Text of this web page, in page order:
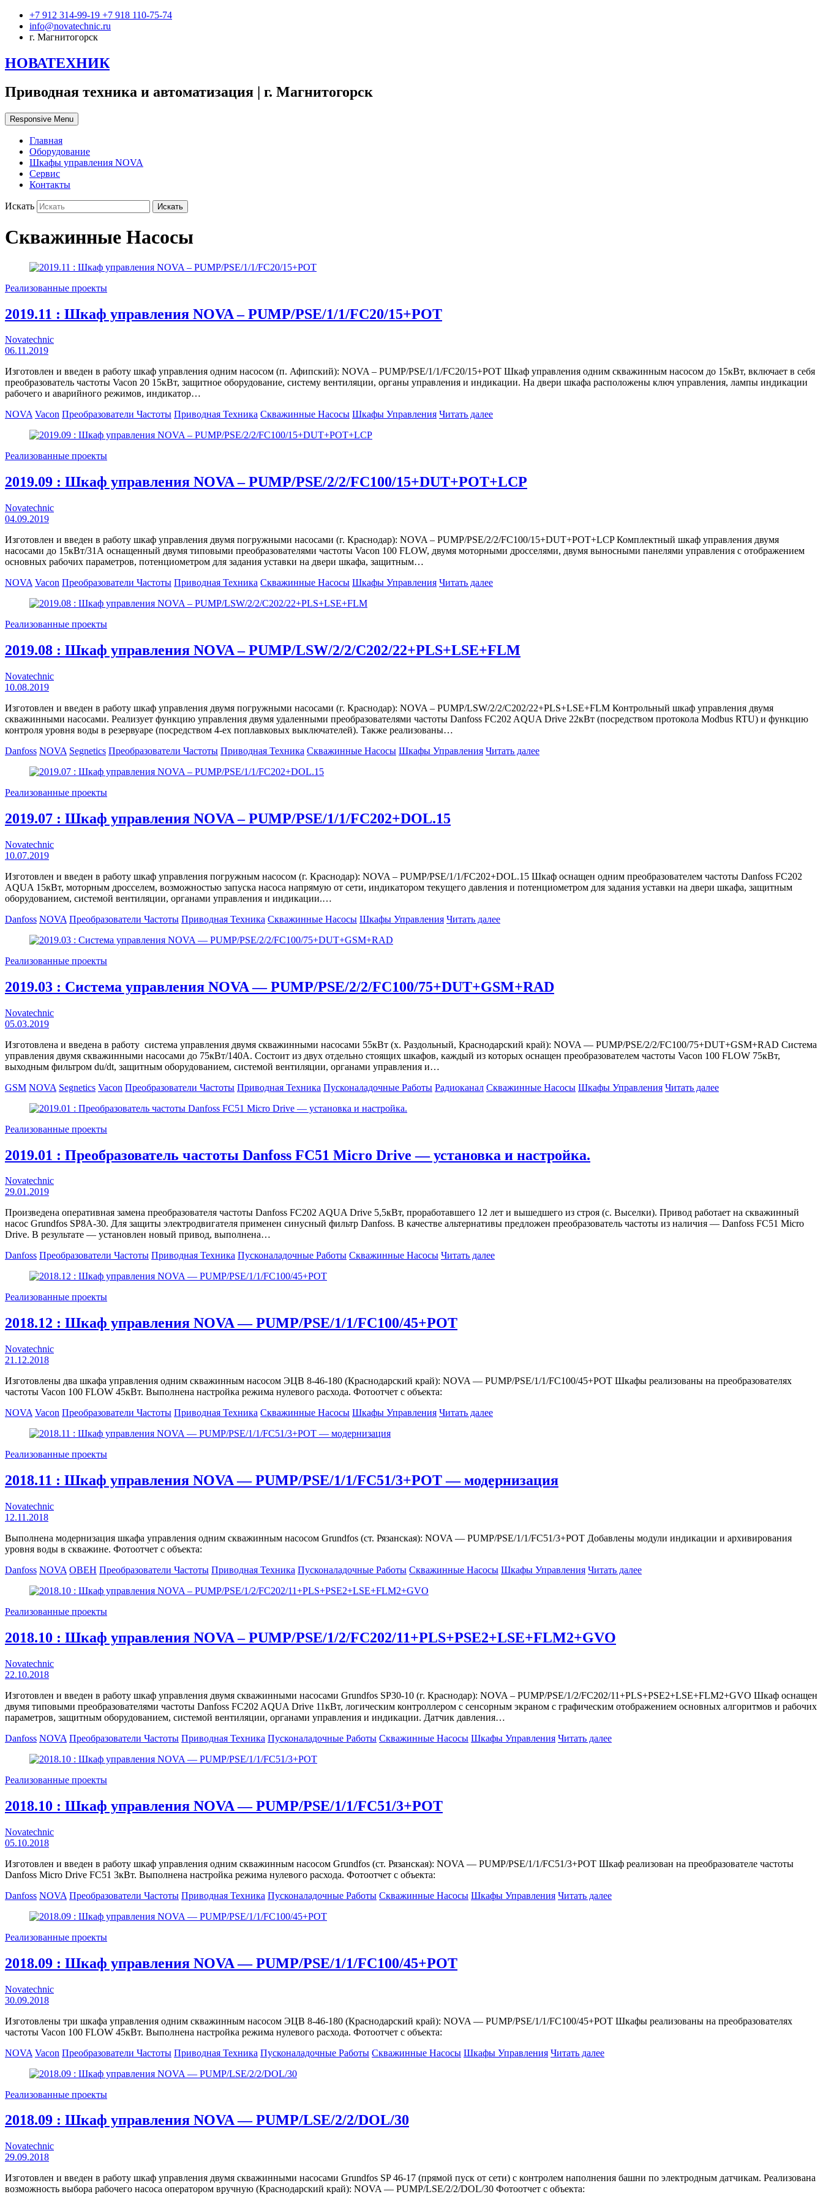
+7 912 314-99-19 +7 918 110-75-74
info@novatechnic.ru
г. Магнитогорск
НОВАТЕХНИК
Приводная техника и автоматизация | г. Магнитогорск
Responsive Menu
Главная
Оборудование
Шкафы управления NOVA
Сервис
Контакты
Искать
Скважинные Насосы
Реализованные проекты
2019.11 : Шкаф управления NOVA – PUMP/PSE/1/1/FC20/15+POT
Novatechnic
06.11.2019
Изготовлен и введен в работу шкаф управления одним насосом (п. Афипский): NOVA – PUMP/PSE/1/1/FC20/15+POT Шкаф управления одним скважинным насосом до 15кВт, включает в себя
преобразователь частоты Vacon 20 15кВт, защитное оборудование, систему вентиляции, органы управления и индикации. На двери шкафа расположены ключ управления, лампы индикации
рабочего и аварийного режимов, индикатор…
NOVA Vacon Преобразователи Частоты Приводная Техника Скважинные Насосы Шкафы Управления Читать далее
Реализованные проекты
2019.09 : Шкаф управления NOVA – PUMP/PSE/2/2/FC100/15+DUT+POT+LCP
Novatechnic
04.09.2019
Изготовлен и введен в работу шкаф управления двумя погружными насосами (г. Краснодар): NOVA – PUMP/PSE/2/2/FC100/15+DUT+POT+LCP Комплектный шкаф управления двумя
насосами до 15кВт/31А оснащенный двумя типовыми преобразователями частоты Vacon 100 FLOW, двумя моторными дросселями, двумя выносными панелями управления с отображением
основных рабочих параметров, потенциометром для задания уставки на двери шкафа, защитным…
NOVA Vacon Преобразователи Частоты Приводная Техника Скважинные Насосы Шкафы Управления Читать далее
Реализованные проекты
2019.08 : Шкаф управления NOVA – PUMP/LSW/2/2/C202/22+PLS+LSE+FLM
Novatechnic
10.08.2019
Изготовлен и введен в работу шкаф управления двумя погружными насосами (г. Краснодар): NOVA – PUMP/LSW/2/2/C202/22+PLS+LSE+FLM Контрольный шкаф управления двумя
скважинными насосами. Реализует функцию управления двумя удаленными преобразователями частоты Danfoss FC202 AQUA Drive 22кВт (посредством протокола Modbus RTU) и функцию
контроля уровня воды в резервуаре (посредством 4-ех поплавковых выключателей). Также реализованы…
Danfoss NOVA Segnetics Преобразователи Частоты Приводная Техника Скважинные Насосы Шкафы Управления Читать далее
Реализованные проекты
2019.07 : Шкаф управления NOVA – PUMP/PSE/1/1/FC202+DOL.15
Novatechnic
10.07.2019
Изготовлен и введен в работу шкаф управления погружным насосом (г. Краснодар): NOVA – PUMP/PSE/1/1/FC202+DOL.15 Шкаф оснащен одним преобразователем частоты Danfoss FC202
AQUA 15кВт, моторным дросселем, возможностью запуска насоса напрямую от сети, индикатором текущего давления и потенциометром для задания уставки на двери шкафа, защитным
оборудованием, системой вентиляции, органами управления и индикации.…
Danfoss NOVA Преобразователи Частоты Приводная Техника Скважинные Насосы Шкафы Управления Читать далее
Реализованные проекты
2019.03 : Система управления NOVA — PUMP/PSE/2/2/FC100/75+DUT+GSM+RAD
Novatechnic
05.03.2019
Изготовлена и введена в работу система управления двумя скважинными насосами 55кВт (х. Раздольный, Краснодарский край): NOVA — PUMP/PSE/2/2/FC100/75+DUT+GSM+RAD Система
управления двумя скважинными насосами до 75кВт/140А. Состоит из двух отдельно стоящих шкафов, каждый из которых оснащен преобразователем частоты Vacon 100 FLOW 75кВт,
выходным фильтром du/dt, защитным оборудованием, системой вентиляции, органами управления и…
GSM NOVA Segnetics Vacon Преобразователи Частоты Приводная Техника Пусконаладочные Работы Радиоканал Скважинные Насосы Шкафы Управления Читать далее
Реализованные проекты
2019.01 : Преобразователь частоты Danfoss FC51 Micro Drive — установка и настройка.
Novatechnic
29.01.2019
Произведена оперативная замена преобразователя частоты Danfoss FC202 AQUA Drive 5,5кВт, проработавшего 12 лет и вышедшего из строя (с. Выселки). Привод работает на скважинный
насос Grundfos SP8A-30. Для защиты электродвигателя применен синусный фильтр Danfoss. В качестве альтернативы предложен преобразователь частоты из наличия — Danfoss FC51 Micro
Drive. В результате — установлен новый привод, выполнена…
Danfoss Преобразователи Частоты Приводная Техника Пусконаладочные Работы Скважинные Насосы Читать далее
Реализованные проекты
2018.12 : Шкаф управления NOVA — PUMP/PSE/1/1/FC100/45+POT
Novatechnic
21.12.2018
Изготовлены два шкафа управления одним скважинным насосом ЭЦВ 8-46-180 (Краснодарский край): NOVA — PUMP/PSE/1/1/FC100/45+POT Шкафы реализованы на преобразователях
частоты Vacon 100 FLOW 45кВт. Выполнена настройка режима нулевого расхода. Фотоотчет с объекта:
NOVA Vacon Преобразователи Частоты Приводная Техника Скважинные Насосы Шкафы Управления Читать далее
Реализованные проекты
2018.11 : Шкаф управления NOVA — PUMP/PSE/1/1/FC51/3+POT — модернизация
Novatechnic
12.11.2018
Выполнена модернизация шкафа управления одним скважинным насосом Grundfos (ст. Рязанская): NOVA — PUMP/PSE/1/1/FC51/3+POT Добавлены модули индикации и архивирования
уровня воды в скважине. Фотоотчет с объекта:
Danfoss NOVA ОВЕН Преобразователи Частоты Приводная Техника Пусконаладочные Работы Скважинные Насосы Шкафы Управления Читать далее
Реализованные проекты
2018.10 : Шкаф управления NOVA – PUMP/PSE/1/2/FC202/11+PLS+PSE2+LSE+FLM2+GVO
Novatechnic
22.10.2018
Изготовлен и введен в работу шкаф управления двумя скважинными насосами Grundfos SP30-10 (г. Краснодар): NOVA – PUMP/PSE/1/2/FC202/11+PLS+PSE2+LSE+FLM2+GVO Шкаф оснащен
двумя типовыми преобразователями частоты Danfoss FC202 AQUA Drive 11кВт, логическим контроллером с сенсорным экраном с графическим отображением основных алгоритмов и рабочих
параметров, защитным оборудованием, системой вентиляции, органами управления и индикации. Датчик давления…
Danfoss NOVA Преобразователи Частоты Приводная Техника Пусконаладочные Работы Скважинные Насосы Шкафы Управления Читать далее
Реализованные проекты
2018.10 : Шкаф управления NOVA — PUMP/PSE/1/1/FC51/3+POT
Novatechnic
05.10.2018
Изготовлен и введен в работу шкаф управления одним скважинным насосом Grundfos (ст. Рязанская): NOVA — PUMP/PSE/1/1/FC51/3+POT Шкаф реализован на преобразователе частоты
Danfoss Micro Drive FC51 3кВт. Выполнена настройка режима нулевого расхода. Фотоотчет с объекта:
Danfoss NOVA Преобразователи Частоты Приводная Техника Пусконаладочные Работы Скважинные Насосы Шкафы Управления Читать далее
Реализованные проекты
2018.09 : Шкаф управления NOVA — PUMP/PSE/1/1/FC100/45+POT
Novatechnic
30.09.2018
Изготовлены три шкафа управления одним скважинным насосом ЭЦВ 8-46-180 (Краснодарский край): NOVA — PUMP/PSE/1/1/FC100/45+POT Шкафы реализованы на преобразователях
частоты Vacon 100 FLOW 45кВт. Выполнена настройка режима нулевого расхода. Фотоотчет с объекта:
NOVA Vacon Преобразователи Частоты Приводная Техника Пусконаладочные Работы Скважинные Насосы Шкафы Управления Читать далее
Реализованные проекты
2018.09 : Шкаф управления NOVA — PUMP/LSE/2/2/DOL/30
Novatechnic
29.09.2018
Изготовлен и введен в работу шкаф управления двумя скважинными насосами Grundfos SP 46-17 (прямой пуск от сети) с контролем наполнения башни по электродным датчикам. Реализована
возможность выбора рабочего насоса оператором вручную (Краснодарский край): NOVA — PUMP/LSE/2/2/DOL/30 Фотоотчет с объекта: